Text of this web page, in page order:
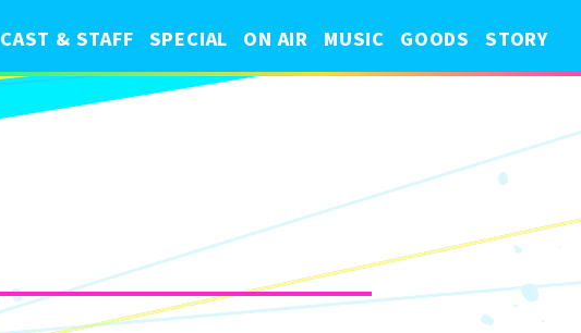
CAST & STAFF SPECIAL ON AIR MUSIC GOODS STORY